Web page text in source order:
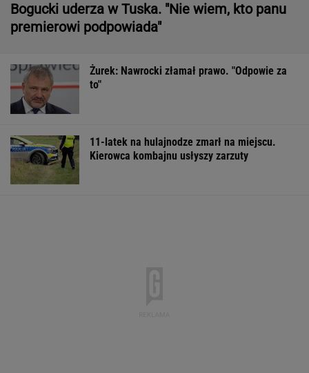
Bogucki uderza w Tuska. "Nie wiem, kto panu
premierowi podpowiada"
Żurek: Nawrocki złamał prawo. "Odpowie za
to"
11-latek na hulajnodze zmarł na miejscu.
Kierowca kombajnu usłyszy zarzuty